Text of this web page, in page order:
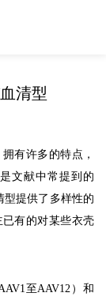
清型
有许多的特点，
文献中常提到的
型提供了多样性的
有的对某些衣壳
至AAV12）和